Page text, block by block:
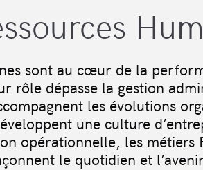
sont au cœur de la
rôle dépasse la gestion
les évolutions
une culture
opérationnelle, les métiers
le quotidien et